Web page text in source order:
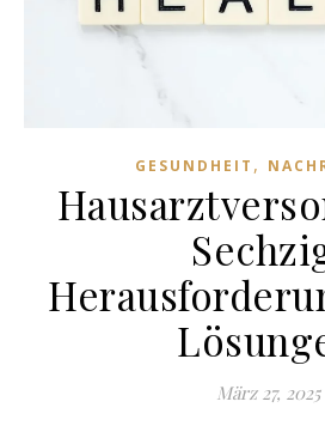
GESUNDHEIT ,
März 27, 2025